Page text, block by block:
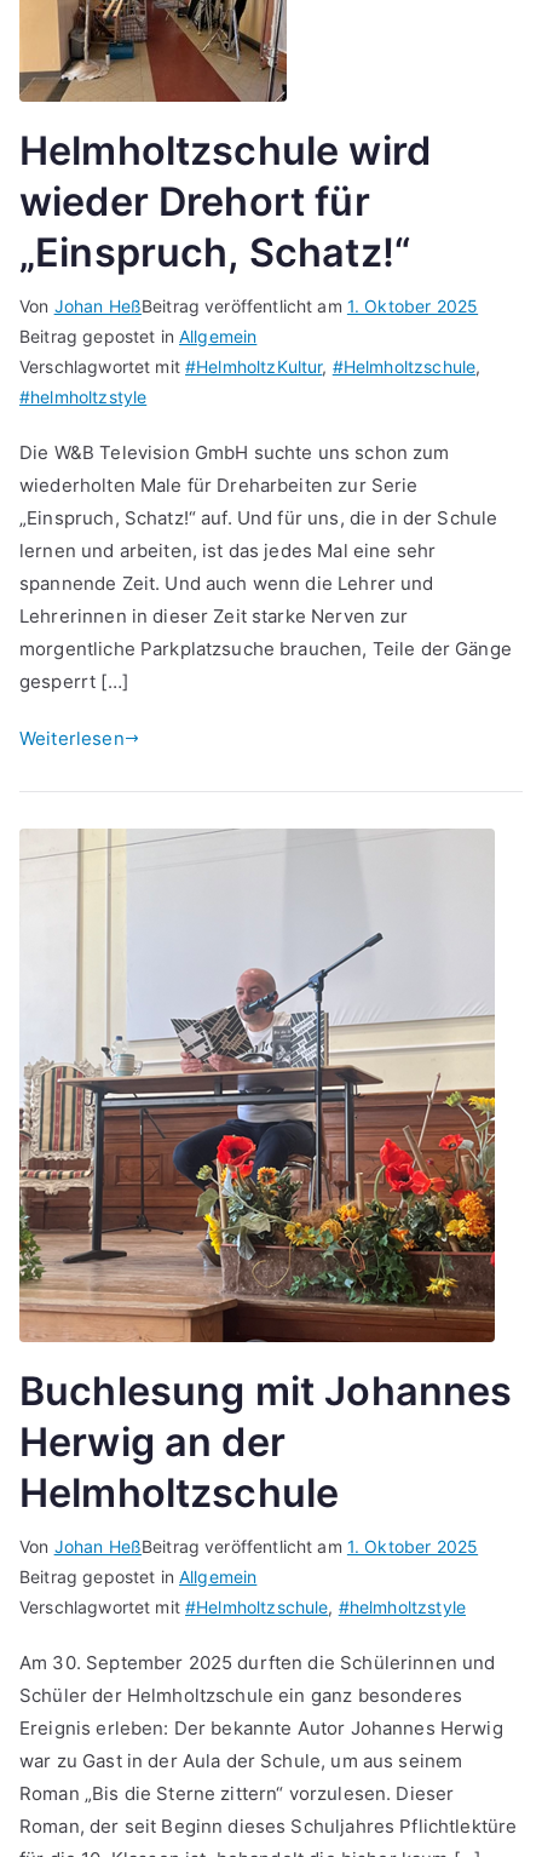
Helmholtzschule wird
wieder Drehort für
„Einspruch, Schatz!“
Von Johan HeßBeitrag veröffentlicht am 1. Oktober 2025
Beitrag gepostet inAllgemein
Verschlagwortet mit#HelmholtzKultur, #Helmholtzschule,
#helmholtzstyle
Die W&B Television GmbH suchte uns schon zum
wiederholten Male für Dreharbeiten zur Serie
„Einspruch, Schatz!“ auf. Und für uns, die in der Schule
lernen und arbeiten, ist das jedes Mal eine sehr
spannende Zeit. Und auch wenn die Lehrer und
Lehrerinnen in dieser Zeit starke Nerven zur
morgentliche Parkplatzsuche brauchen, Teile der Gänge
gesperrt […]
Weiterlesen
Buchlesung mit Johannes
Herwig an der
Helmholtzschule
Von Johan HeßBeitrag veröffentlicht am 1. Oktober 2025
Beitrag gepostet inAllgemein
Verschlagwortet mit#Helmholtzschule, #helmholtzstyle
Am 30. September 2025 durften die Schülerinnen und
Schüler der Helmholtzschule ein ganz besonderes
Ereignis erleben: Der bekannte Autor Johannes Herwig
war zu Gast in der Aula der Schule, um aus seinem
Roman „Bis die Sterne zittern“ vorzulesen. Dieser
Roman, der seit Beginn dieses Schuljahres Pflichtlektüre